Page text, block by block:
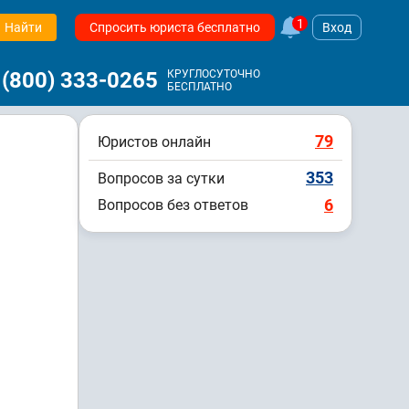
Найти Спросить юриста бесплатно 1 Вход
333-0265
КРУГЛОСУТОЧНО
БЕСПЛАТНО
Юристов онлайн 79
Вопросов за сутки 353
Вопросов без ответов 6